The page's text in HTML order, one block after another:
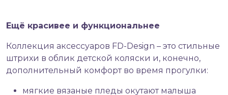
Ещё красивее и функциональнее
Коллекция аксессуаров FD-Design – это стильные
штрихи в облик детской коляски и, конечно,
дополнительный комфорт во время прогулки:
мягкие вязаные пледы окутают малыша